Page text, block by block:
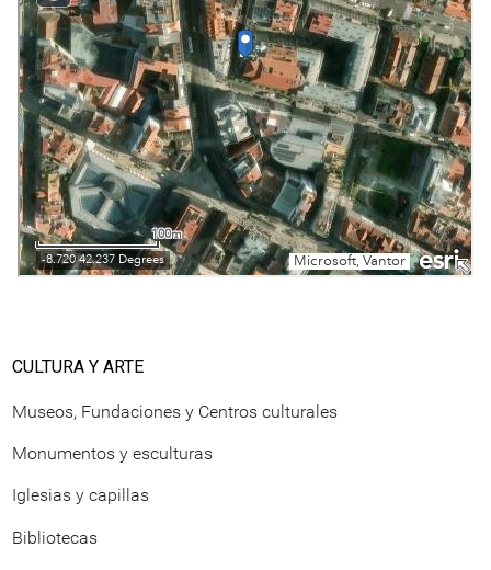
CULTURA Y ARTE
Museos, Fundaciones y Centros culturales
Monumentos y esculturas
Iglesias y capillas
Bibliotecas